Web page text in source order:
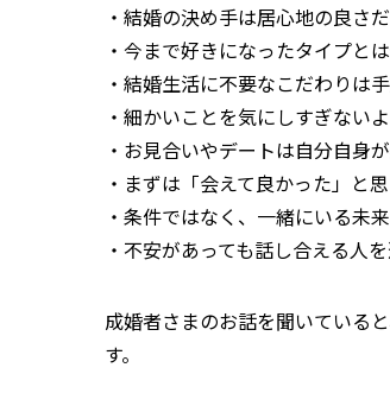
・結婚の決め手は居心地の良さ
・今まで好きになったタイプと
・結婚生活に不要なこだわりは
・細かいことを気にしすぎない
・お見合いやデートは自分自身
・まずは「会えて良かった」と
・条件ではなく、一緒にいる未
・不安があっても話し合える人
成婚者さまのお話を聞いている
す。